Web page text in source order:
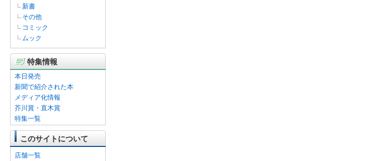
新書
その他
コミック
ムック
特集情報
本日発売
新聞で紹介された本
メディア化情報
芥川賞・直木賞
特集一覧
このサイトについて
店舗一覧